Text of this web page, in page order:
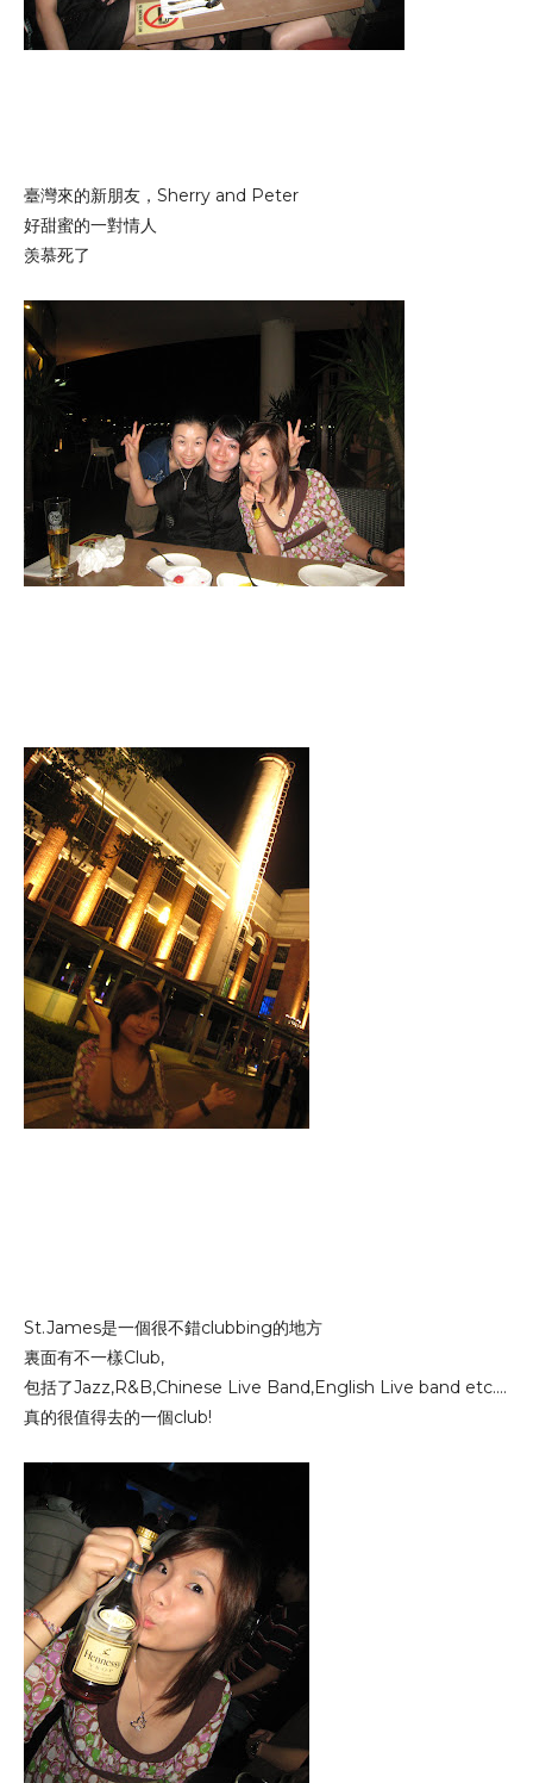
臺灣來的新朋友，Sherry and Peter
好甜蜜的一對情人
羡慕死了
St.James是一個很不錯clubbing的地方
裏面有不一樣Club,
包括了Jazz,R&B,Chinese Live Band,English Live band etc....
真的很值得去的一個club!